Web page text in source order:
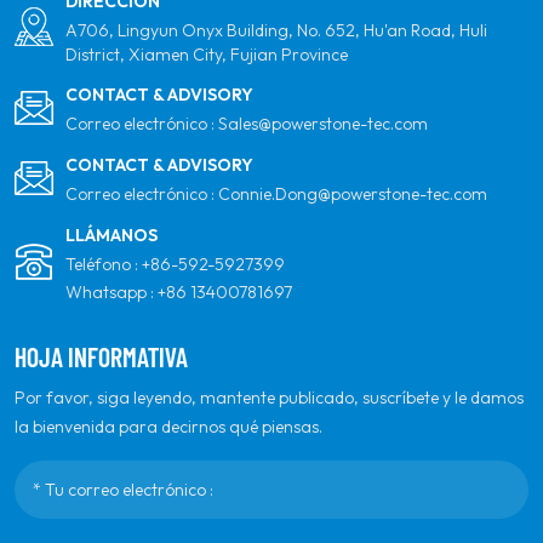
A706, Lingyun Onyx Building, No. 652, Hu'an Road, Huli
District, Xiamen City, Fujian Province
CONTACT & ADVISORY
Correo electrónico : Sales@powerstone-tec.com
CONTACT & ADVISORY
Correo electrónico : Connie.Dong@powerstone-tec.com
LLÁMANOS
Teléfono : +86-592-5927399
Whatsapp : +86 13400781697
HOJA INFORMATIVA
Por favor, siga leyendo, mantente publicado, suscríbete y le damos
la bienvenida para decirnos qué piensas.